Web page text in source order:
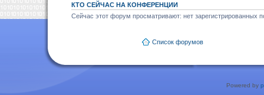
КТО СЕЙЧАС НА КОНФЕРЕНЦИИ
Сейчас этот форум просматривают: нет зарегистрированных
Список форумов
Powered by